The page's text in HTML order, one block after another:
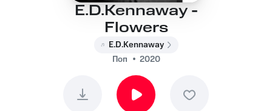
E.D.Kennaway -
Flowers
E.D.Kennaway
Поп
2020